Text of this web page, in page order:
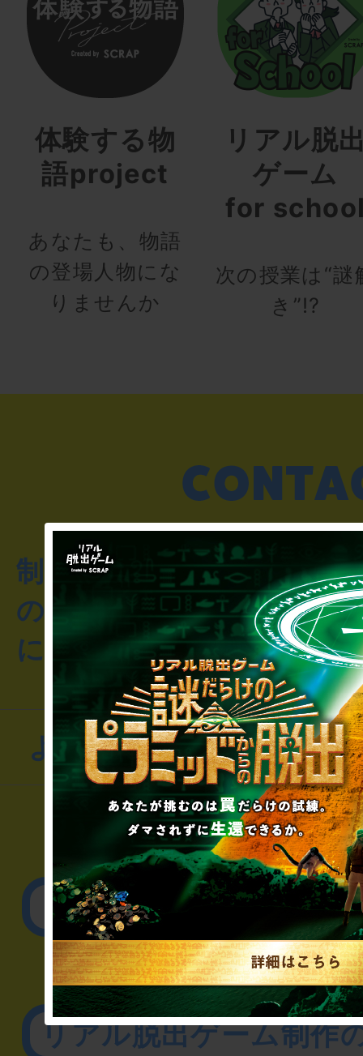
体験する物
語project
あなたも、物語
の登場人物にな
りませんか
リアル脱
ゲーム
for
次の授業は“謎
き”!?
制作のご相談・コラボレ
のお客様からのご質問や
にお問い合わせください
よくあるお問い合わせ
▼一般のお客様
公演内容、チケット
▼企業／法人の方
リアル脱出ゲーム制作